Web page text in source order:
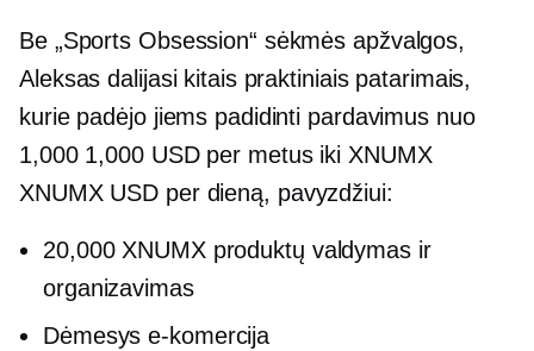
Be „Sports Obsession“ sėkmės apžvalgos,
Aleksas dalijasi kitais praktiniais patarimais,
kurie padėjo jiems padidinti pardavimus nuo
1,000 1,000 USD per metus iki XNUMX
XNUMX USD per dieną, pavyzdžiui:
20,000 XNUMX produktų valdymas ir
organizavimas
Dėmesyse-komercija